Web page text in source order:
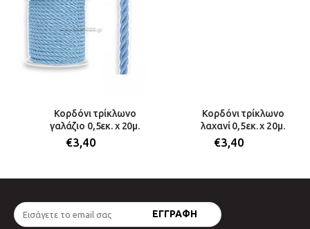
Κορδόνι τρίκλωνο
γαλάζιο 0,5εκ. x 20μ.
€3,40
Κορδόνι τρίκλωνο
λαχανί 0,5εκ. x 20μ.
€3,40